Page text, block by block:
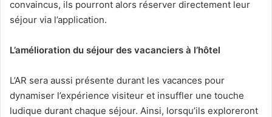
convaincus, ils pourront alors réserver directement leur
séjour via l’application.
L’amélioration du séjour des vacanciers à l’hôtel
L’AR sera aussi présente durant les vacances pour
dynamiser l’expérience visiteur et insuffler une touche
ludique durant chaque séjour. Ainsi, lorsqu’ils exploreront